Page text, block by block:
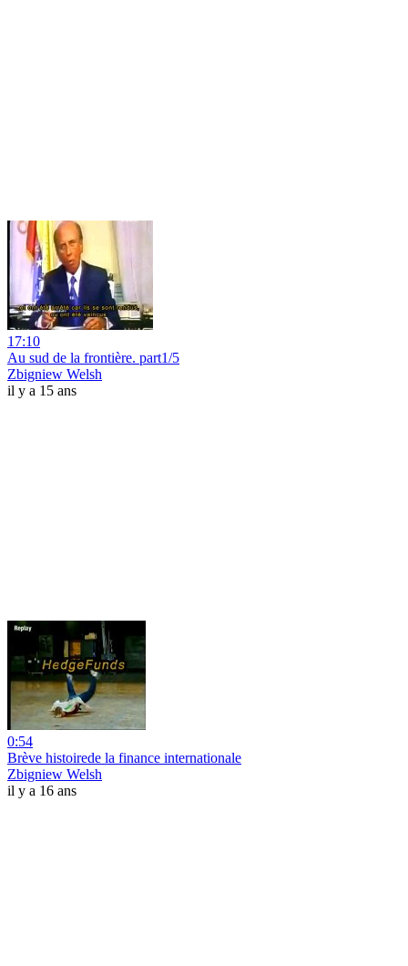
17:10
Au sud de la frontière. part1/5
Zbigniew Welsh
il y a 15 ans
0:54
Brève histoirede la finance internationale
Zbigniew Welsh
il y a 16 ans